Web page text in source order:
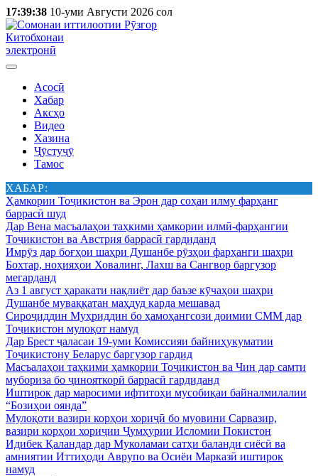
17:39:38 10-уми Августи 2026 сол
Китобхонаи
электронӣ
Асосӣ
Хабар
Аксҳо
Видео
Хазина
Ҷӯстуҷӯ
Тамос
ХАБАР:
Ҳамкории Тоҷикистон ва Эрон дар соҳаи илму фарҳанг
баррасӣ шуд
Дар Вена масъалаҳои таҳкими ҳамкории илмӣ-фарҳангии
Тоҷикистон ва Австрия баррасӣ гардиданд
Имрӯз дар боғҳои шаҳри Душанбе рӯзҳои фарҳанги шаҳри
Бохтар, ноҳияҳои Ховалинг, Лахш ва Сангвор баргузор
мегарданд
Аз 1 август ҳаракати нақлиёт дар баъзе кӯчаҳои шаҳри
Душанбе муваққатан маҳдуд карда мешавад
Сироҷиддин Муҳриддин бо ҳамоҳангсози доимии СММ дар
Тоҷикистон мулоқот намуд
Дар Брест ҷаласаи 19-уми Комиссияи байниҳукуматии
Тоҷикистону Беларус баргузор гардид
Масъалаҳои таҳкими ҳамкории Тоҷикистон ва Чин дар самти
мубориза бо ҷинояткорӣ баррасӣ гардиданд
Иштирок дар маросими ифтитоҳи мусобиқаи байналмилалии
“Бозиҳои оянда”
Мулоқоти вазири корҳои хориҷӣ бо муовини Сарвазир,
вазири корҳои хориҷии Ҷумҳурии Исломии Покистон
Идибек Қаландар дар Муколамаи сатҳи баланди сиёсӣ ва
амниятии Иттиҳоди Аврупо ва Осиёи Марказӣ иштирок
намуд